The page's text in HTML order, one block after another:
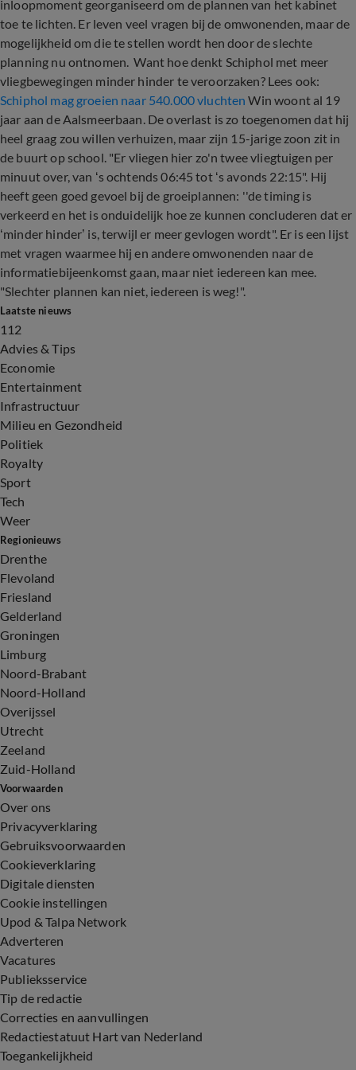
inloopmoment georganiseerd om de plannen van het kabinet
toe te lichten. Er leven veel vragen bij de omwonenden, maar de
mogelijkheid om die te stellen wordt hen door de slechte
planning nu ontnomen. Want hoe denkt Schiphol met meer
vliegbewegingen minder hinder te veroorzaken? Lees ook:
Schiphol mag groeien naar 540.000 vluchten Win woont al 19
jaar aan de Aalsmeerbaan. De overlast is zo toegenomen dat hij
heel graag zou willen verhuizen, maar zijn 15-jarige zoon zit in
de buurt op school. "Er vliegen hier zo'n twee vliegtuigen per
minuut over, van ‘s ochtends 06:45 tot ‘s avonds 22:15". Hij
heeft geen goed gevoel bij de groeiplannen: ''de timing is
verkeerd en het is onduidelijk hoe ze kunnen concluderen dat er
‘minder hinder’ is, terwijl er meer gevlogen wordt". Er is een lijst
met vragen waarmee hij en andere omwonenden naar de
informatiebijeenkomst gaan, maar niet iedereen kan mee.
"Slechter plannen kan niet, iedereen is weg!".
Laatste nieuws
112
Advies & Tips
Economie
Entertainment
Infrastructuur
Milieu en Gezondheid
Politiek
Royalty
Sport
Tech
Weer
Regionieuws
Drenthe
Flevoland
Friesland
Gelderland
Groningen
Limburg
Noord-Brabant
Noord-Holland
Overijssel
Utrecht
Zeeland
Zuid-Holland
Voorwaarden
Over ons
Privacyverklaring
Gebruiksvoorwaarden
Cookieverklaring
Digitale diensten
Cookie instellingen
Upod & Talpa Network
Adverteren
Vacatures
Publieksservice
Tip de redactie
Correcties en aanvullingen
Redactiestatuut Hart van Nederland
Toegankelijkheid